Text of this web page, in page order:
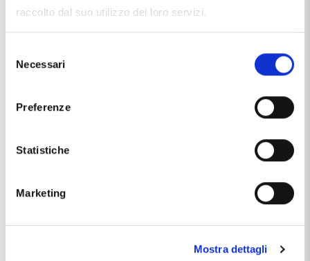
raccolto dal suo utilizzo dei loro servizi.
delNecessari
Preferenze
Statistiche
Marketing
Mostra dettagli
Marca
CIONDOLO CROCE PISA GRANDE IN ARGENTO
, distribuito
dal marchio
, che trovi nella categoria
sottocategoriaCIONDOLI IN ARGENTO VARI, è un
€ 108,00.